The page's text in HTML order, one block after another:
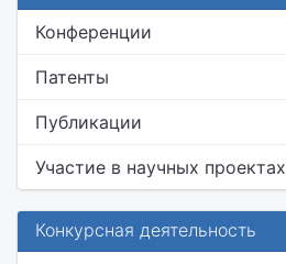
Конференции
Патенты
Публикации
Участие в научных проектах
Конкурсная деятельность